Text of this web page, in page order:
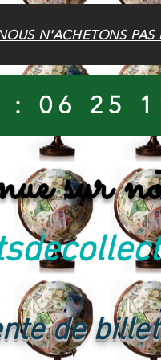
N'ACHETONS
: 06 25
sur
de